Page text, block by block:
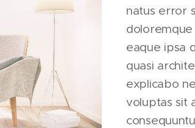
natus error
eaque ipsa
quasi
explicabo
voluptas sit